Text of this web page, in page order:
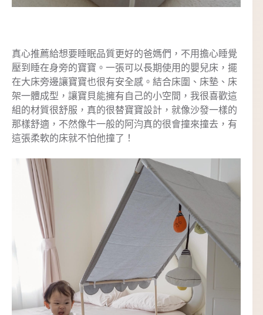
真心推薦給想要睡眠品質更好的爸媽們，不用擔心睡覺
壓到睡在身旁的寶寶。一張可以長期使用的嬰兒床，擺
在大床旁邊讓寶寶也很有安全感。結合床圍、床墊、床
架一體成型，讓寶貝能擁有自己的小空間，我很喜歡這
組的材質很舒服，真的很替寶寶設計，就像沙發一樣的
那樣舒適，不然像牛一般的阿汮真的很會撞來撞去，有
這張柔軟的床就不怕他撞了！